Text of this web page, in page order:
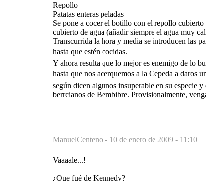
Repollo
Patatas enteras peladas
Se pone a cocer el botillo con el repollo
cubierto de agua (añadir siempre el agua muy
Transcurrida la hora y media se introducen las
hasta que estén cocidas.
Y ahora resulta que lo mejor es enemigo de lo
hasta que nos acerquemos a la Cepeda a daros
según dicen algunos insuperable en su especie
berrcianos de Bembibre. Provisionalmente,
ManuelCenteno - 10 de enero de 2009 - 11:10
Vaaaale...!
¿Que fué de Kennedy?